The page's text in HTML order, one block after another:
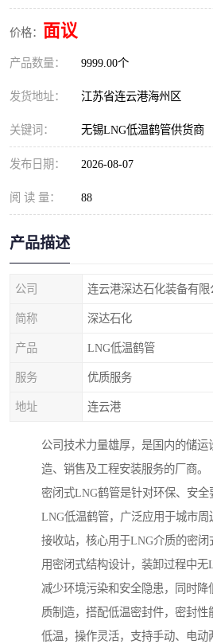
价格： 面议
产品数量： 9999.00个
发货地址： 江苏省连云港海州区
关键词： 无锡LNG低温鹤管供货商
发布日期： 2026-08-07
阅 读 量： 88
产品描述
公司 连云港深达石化装备有限
简称 深达石化
产品 LNG低温鹤管
服务 优质服务
地址 连云港
公司技术力量雄厚，是国内的储运
造、销售及工程安装服务的厂商。
密闭式LNG鹤管是针对环保、安
LNG低温鹤管，广泛应用于城市
接收站，核心用于LNG介质的密
用密闭式结构设计，装卸过程中无
减少环境污染和安全隐患，同时降
质制造，搭配低温密封件，密封
低温，操作灵活，支持手动、电动